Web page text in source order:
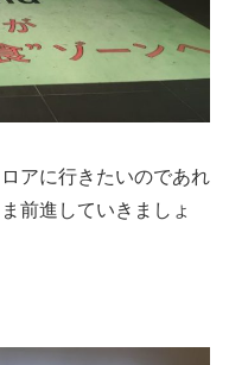
アに行きたいのであれ
前進していきましょ